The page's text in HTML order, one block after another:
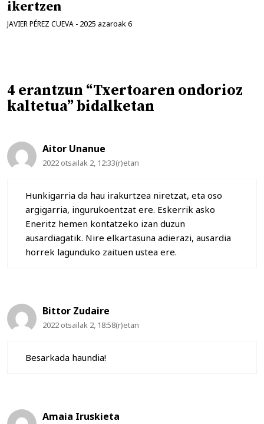
ikertzen
JAVIER PÉREZ CUEVA - 2025 azaroak 6
4 erantzun “Txertoaren ondorioz
kaltetua” bidalketan
Aitor Unanue
2022 otsailak 2, 12:33(r)etan
Hunkigarria da hau irakurtzea niretzat, eta oso
argigarria, ingurukoentzat ere. Eskerrik asko
Eneritz hemen kontatzeko izan duzun
ausardiagatik. Nire elkartasuna adierazi, ausardia
horrek lagunduko zaituen ustea ere.
Bittor Zudaire
2022 otsailak 2, 18:58(r)etan
Besarkada haundia!
Amaia Iruskieta